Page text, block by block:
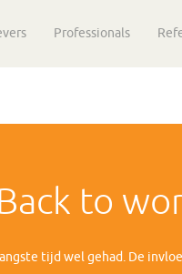
Professionals
to
tijd wel gehad. De